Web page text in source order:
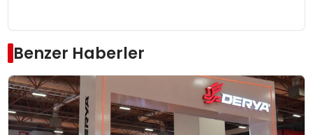
Benzer Haberler